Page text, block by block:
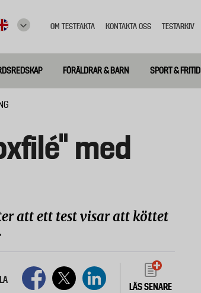
meny
OM TESTFAKTA KONTAKTA OSS TESTARKIV
FÖRÄLDRAR & BARN SPORT & FRITID
med
att ett test visar att köttet
LÄS SENARE